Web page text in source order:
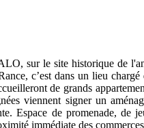
sur le site historique de
c’est dans un lieu
de grands
viennent signer un
Espace de promenade,
immédiate des